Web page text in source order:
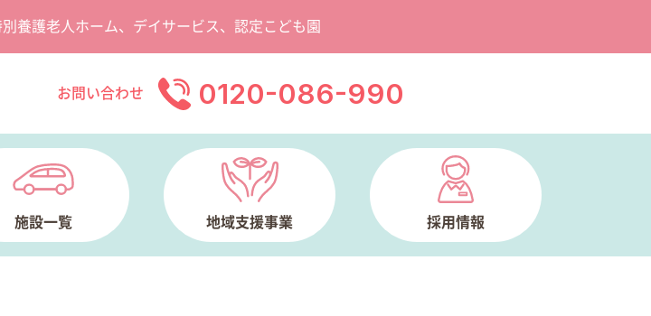
養護老人ホーム、デイサービス、認定こども園
お問い合わせ 0120-086-990
施設一覧 地域支援事業 採用情報